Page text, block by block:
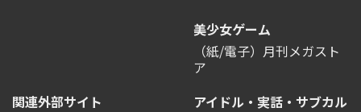
美少女ゲーム
（紙/電子）月刊メガスト
ア
関連外部サイト
アイドル・実話・サブカル